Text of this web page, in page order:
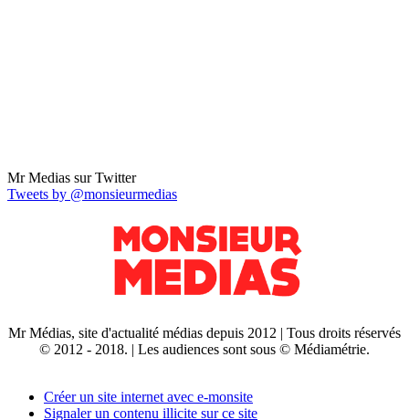
Mr Medias sur Twitter
Tweets by @monsieurmedias
Mr Médias, site d'actualité médias depuis 2012 | Tous droits réservés
© 2012 - 2018. | Les audiences sont sous © Médiamétrie.
Créer un site internet avec e-monsite
Signaler un contenu illicite sur ce site